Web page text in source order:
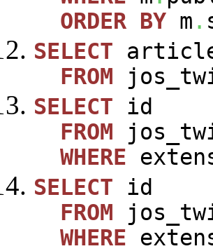
ORDER BY m .
SELECT
FROM
SELECT id
FROM
WHERE
SELECT id
FROM
WHERE